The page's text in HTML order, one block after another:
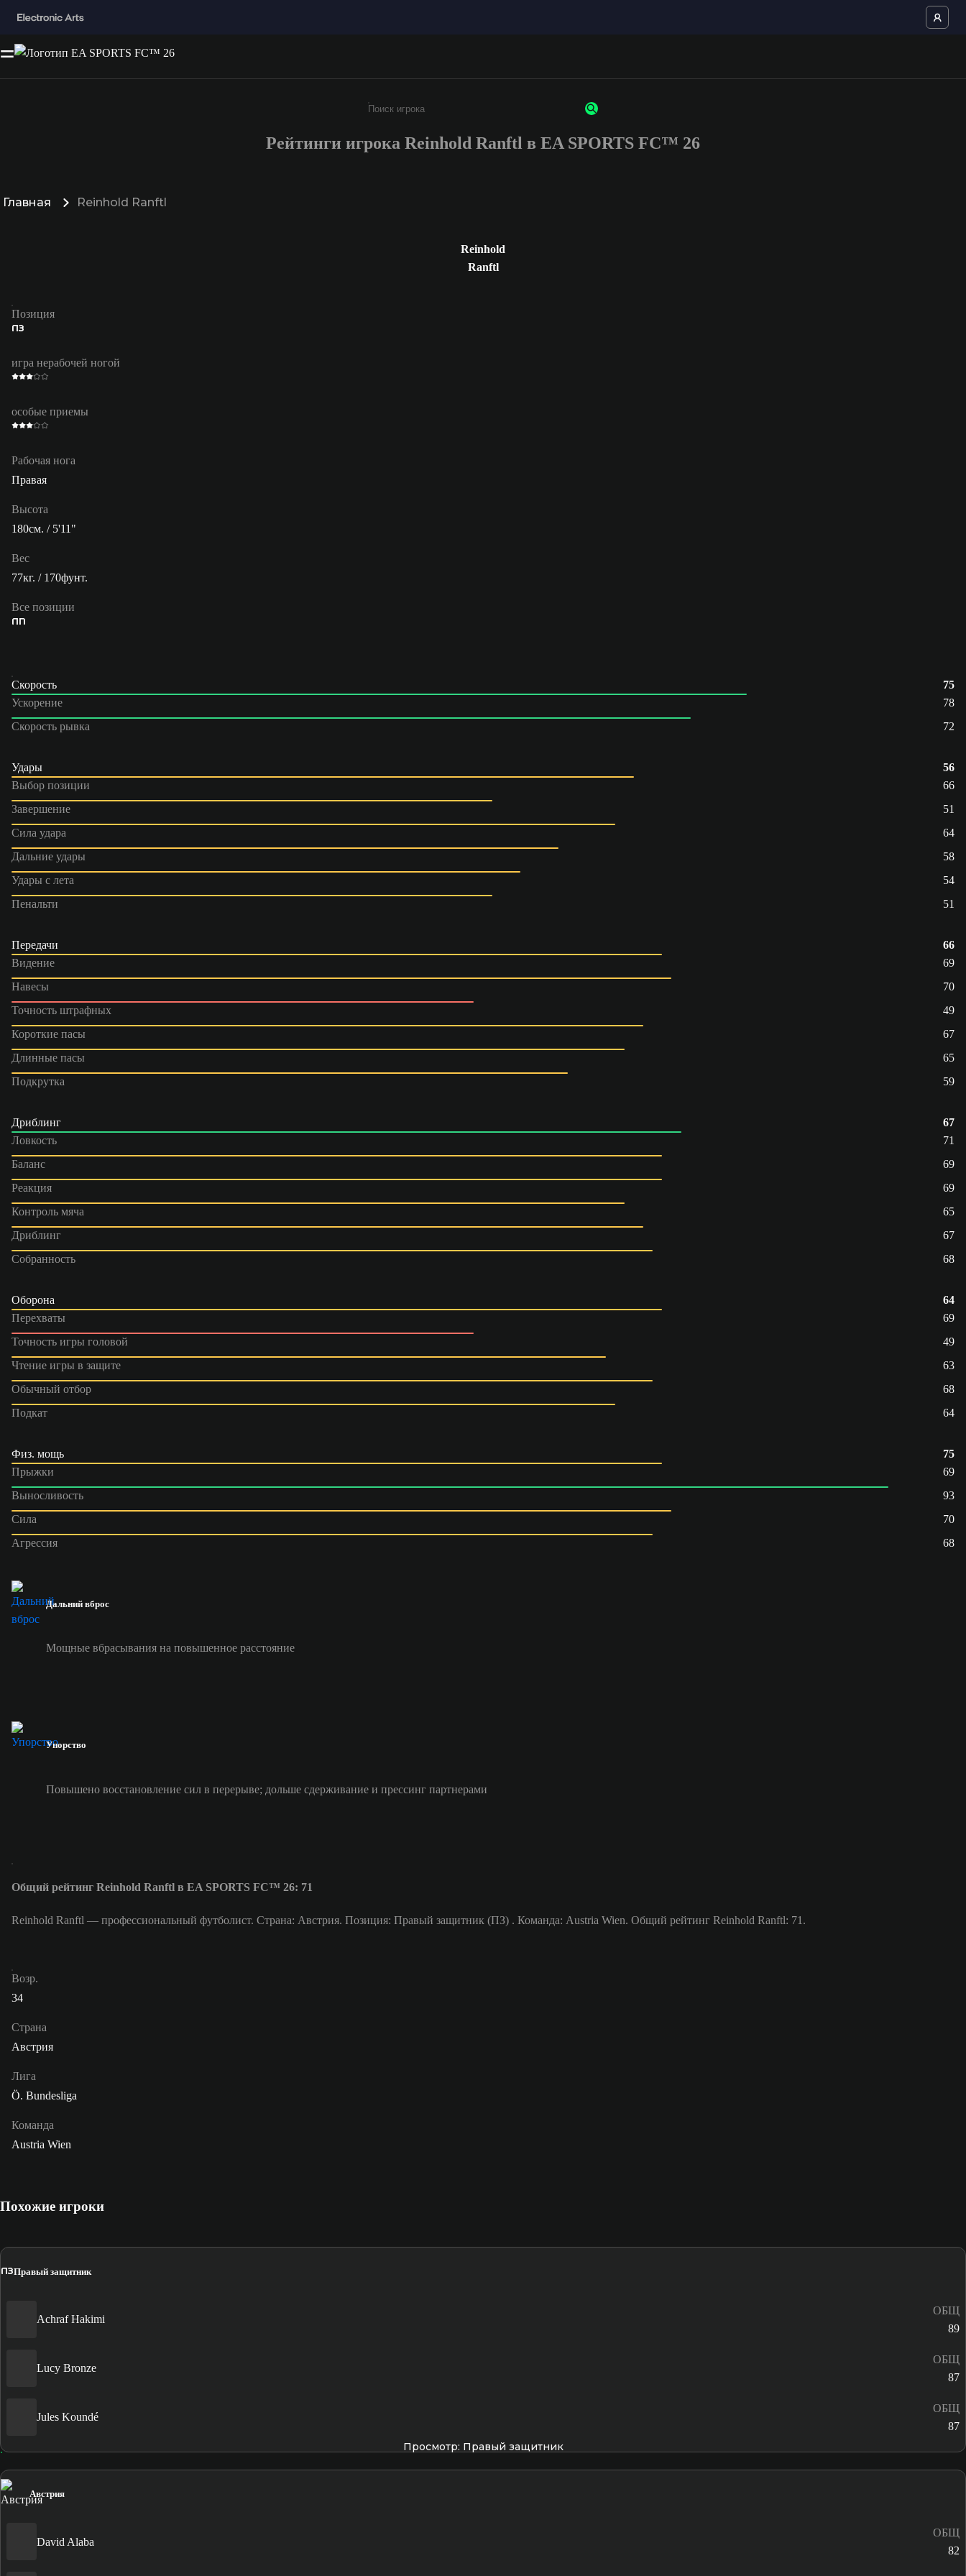
Введите не менее 3 символов или цифр
Рейтинги игрока Reinhold Ranftl в EA SPORTS FC™ 26
Главная Reinhold Ranftl
Reinhold
Ranftl
Позиция
ПЗ
игра нерабочей ногой
особые приемы
Рабочая нога
Правая
Высота
180см. / 5'11"
Вес
77кг. / 170фунт.
Все позиции
ПП
Скорость
75
Ускорение
78
Скорость рывка
72
Удары
56
Выбор позиции
66
Завершение
51
Сила удара
64
Дальние удары
58
Удары с лета
54
Пенальти
51
Передачи
66
Видение
69
Навесы
70
Точность штрафных
49
Короткие пасы
67
Длинные пасы
65
Подкрутка
59
Дриблинг
67
Ловкость
71
Баланс
69
Реакция
69
Контроль мяча
65
Дриблинг
67
Собранность
68
Оборона
64
Перехваты
69
Точность игры головой
49
Чтение игры в защите
63
Обычный отбор
68
Подкат
64
Физ. мощь
75
Прыжки
69
Выносливость
93
Сила
70
Агрессия
68
Дальний вброс
Мощные вбрасывания на повышенное расстояние
Упорство
Повышено восстановление сил в перерыве; дольше сдерживание и прессинг партнерами
Общий рейтинг Reinhold Ranftl в EA SPORTS FC™ 26: 71
Reinhold Ranftl — профессиональный футболист. Страна: Австрия. Позиция: Правый защитник (ПЗ) . Команда: Austria Wien. Общий рейтинг Reinhold Ranftl: 71.
Возр.
34
Страна
Австрия
Лига
Ö. Bundesliga
Команда
Austria Wien
Похожие игроки
ПЗПравый защитник
Achraf Hakimi
ОБЩ
89
Lucy Bronze
ОБЩ
87
Jules Koundé
ОБЩ
87
Просмотр: Правый защитник
Австрия
David Alaba
ОБЩ
82